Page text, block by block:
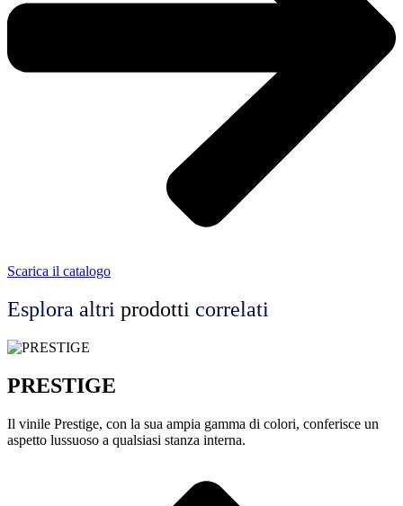
Scarica il catalogo
Esplora altri prodotti correlati
PRESTIGE
Il vinile Prestige, con la sua ampia gamma di colori, conferisce un
aspetto lussuoso a qualsiasi stanza interna.